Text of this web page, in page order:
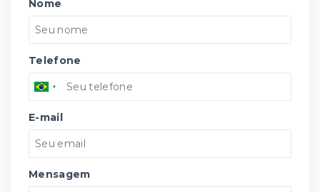
Nome
Telefone
E-mail
Mensagem